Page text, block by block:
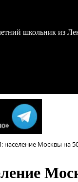
школьник из
Москвы на